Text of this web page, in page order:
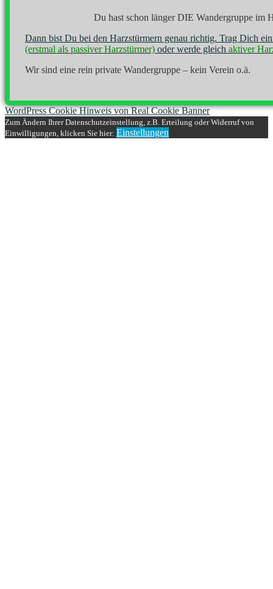
Du hast schon länger DIE Wandergruppe im
Dann bist Du bei den Harzstürmern genau richtig. Trag Dich
(erstmal als passiver Harzstürmer) oder werde gleich aktiver
Wir sind eine rein private Wandergruppe – kein Verein o.ä.
WordPress Cookie Hinweis von Real Cookie Banner
Zum Ändern Ihrer Datenschutzeinstellung, z.B. Erteilung oder Widerruf von
Einwilligungen, klicken Sie hier: Einstellungen